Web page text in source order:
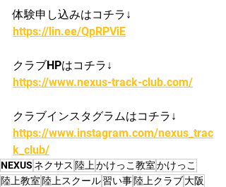
体験申し込みはコチラ↓
https://lin.ee/QpRPViE
クラブHPはコチラ↓
https://www.nexus-track-club.com/
クラブインスタグラムはコチラ↓
https://www.instagram.com/nexus_trac
k_club/
NEXUS ネクサス 陸上かけっこ教室かけっこ
陸上教室 陸上スクール習い事陸上クラブ大阪